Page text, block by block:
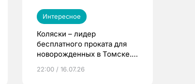
Интересное
Коляски – лидер
бесплатного проката для
новорожденных в Томске.
22:00 / 16.07.26